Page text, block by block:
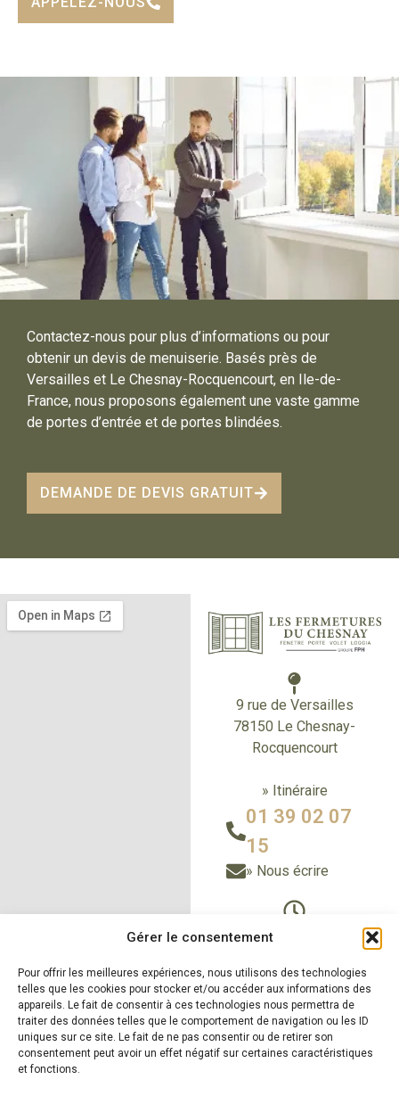
Gérer le consentement
Pour offrir les meilleures expériences, nous utilisons des technologies
telles que les cookies pour stocker et/ou accéder aux informations des
appareils. Le fait de consentir à ces technologies nous permettra de
traiter des données telles que le comportement de navigation ou les ID
uniques sur ce site. Le fait de ne pas consentir ou de retirer son
consentement peut avoir un effet négatif sur certaines caractéristiques
et fonctions.
Contactez-nous pour plus d’informations ou pour
obtenir un devis de menuiserie. Basés près de
Versailles et Le Chesnay-Rocquencourt, en Ile-de-
France, nous proposons également une vaste gamme
de portes d’entrée et de portes blindées.
DEMANDE DE DEVIS GRATUIT
9 rue de Versailles
78150 Le Chesnay-
Rocquencourt
» Itinéraire
01 39 02 07
15
» Nous écrire
Du Lundi au vendredi
et de 14h à 18h
Le samedi sur RDV